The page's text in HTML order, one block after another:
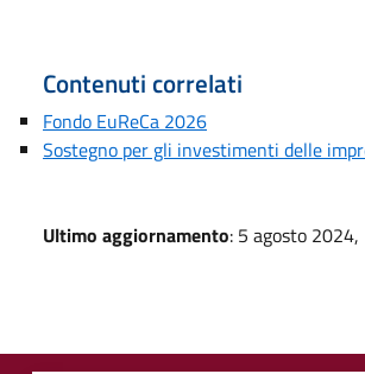
Contenuti correlati
Fondo EuReCa 2026
Sostegno per gli investimenti delle
Ultimo aggiornamento: 5 agosto